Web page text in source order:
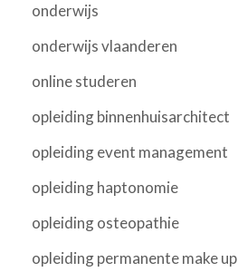
onderwijs
onderwijs vlaanderen
online studeren
opleiding binnenhuisarchitect
opleiding event management
opleiding haptonomie
opleiding osteopathie
opleiding permanente make up